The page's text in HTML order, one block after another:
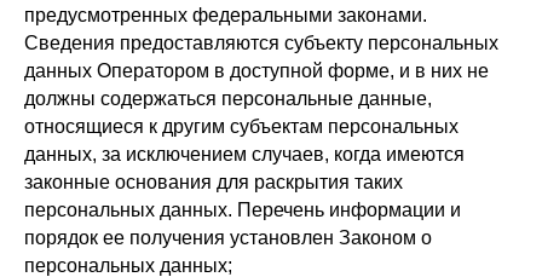
предусмотренных федеральными законами.
Сведения предоставляются субъекту персональных
данных Оператором в доступной форме, и в них не
должны содержаться персональные данные,
относящиеся к другим субъектам персональных
данных, за исключением случаев, когда имеются
законные основания для раскрытия таких
персональных данных. Перечень информации и
порядок ее получения установлен Законом о
персональных данных;